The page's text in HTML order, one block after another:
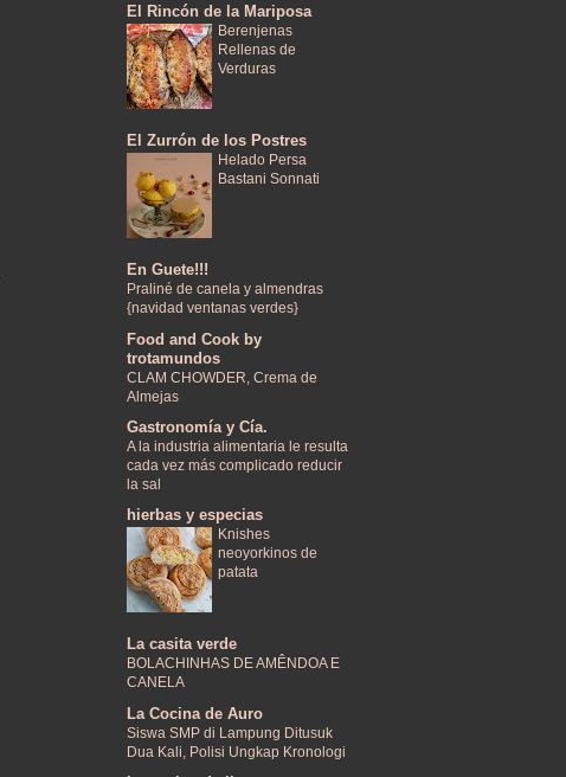
El Rincón de la Mariposa
Berenjenas
Rellenas de
Verduras
El Zurrón de los Postres
Helado Persa
Bastani Sonnati
En Guete!!!
Praliné de canela y almendras
{navidad ventanas verdes}
Food and Cook by
trotamundos
CLAM CHOWDER, Crema de
Almejas
Gastronomía y Cía.
A la industria alimentaria le resulta
cada vez más complicado reducir
la sal
hierbas y especias
Knishes
neoyorkinos de
patata
La casita verde
BOLACHINHAS DE AMÊNDOA E
CANELA
La Cocina de Auro
Siswa SMP di Lampung Ditusuk
Dua Kali, Polisi Ungkap Kronologi